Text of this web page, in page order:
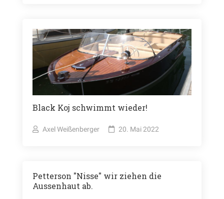
Black Koj schwimmt wieder!
Axel Weißenberger 20. Mai 2022
Petterson "Nisse" wir ziehen die
Aussenhaut ab.